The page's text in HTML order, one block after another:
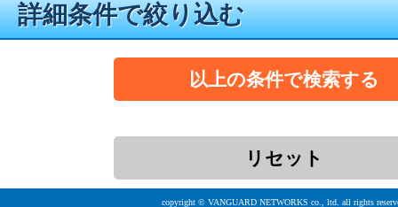
詳細条件で絞り込む
copyright © VANGUARD NETWORKS co., ltd. all rights